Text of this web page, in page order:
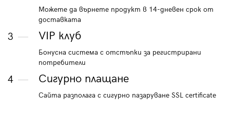
Можете да върнете продукт в 14-дневен срок от
доставката
3 VIP клуб
Бонусна система с отстъпки за регистрирани
потребители
4 Сигурно плащане
Сайта разполага с сигурно пазаруване SSL certificate